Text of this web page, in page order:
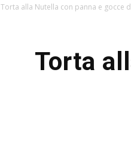
Torta alla Nutella con panna e gocce
Torta